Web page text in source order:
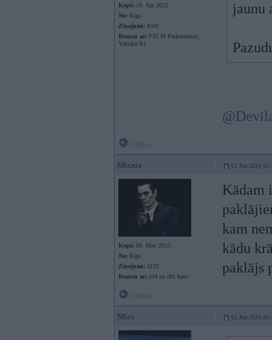
Kopš: 19. Apr 2012
No: Rīga
Ziņojumi: 8341
Braucu ar: F32 M Performance,
Yamaha R1
jaunu
Mixzzz 13. Jun 2024,
Kopš: 09. May 2013
No: Rīga
Ziņojumi: 3131
Braucu ar: e34 un e91 kuuc
Kādam
kam
kādu
paklājs
Mizx 13. Jun 2024,